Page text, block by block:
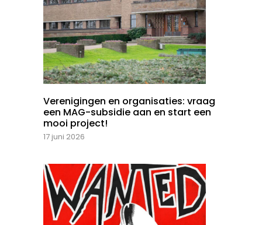
Verenigingen en organisaties: vraag
een MAG-subsidie aan en start een
mooi project!
17 juni 2026